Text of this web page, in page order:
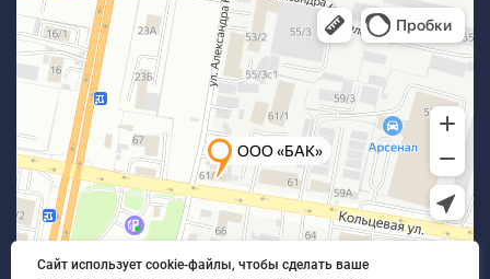
Сайт использует cookie-файлы, чтобы сделать ваше